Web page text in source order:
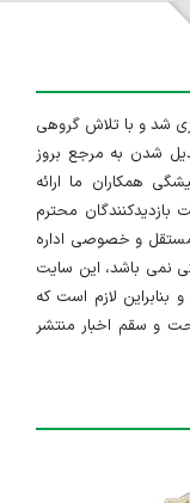
در تاریخ ۱۳۹۱/۱/۱۰ راه اندازی شد و با تلاش گروهی
شدن به مرجع بروز
همکاران ما ارائه
محترم
و خصوصی اداره
نمی باشد، این سایت
لازم است که
و سقم اخبار منتشر